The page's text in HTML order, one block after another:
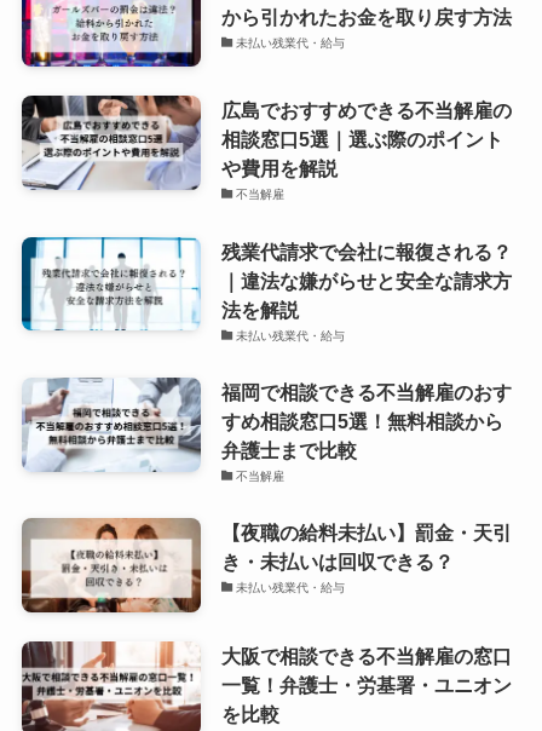
から引かれたお金を取り戻す方法
未払い残業代・給与
広島でおすすめできる不当解雇の
相談窓口5選｜選ぶ際のポイント
や費用を解説
不当解雇
残業代請求で会社に報復される？
｜違法な嫌がらせと安全な請求方
法を解説
未払い残業代・給与
福岡で相談できる不当解雇のおす
すめ相談窓口5選！無料相談から
弁護士まで比較
不当解雇
【夜職の給料未払い】罰金・天引
き・未払いは回収できる？
未払い残業代・給与
大阪で相談できる不当解雇の窓口
一覧！弁護士・労基署・ユニオン
を比較